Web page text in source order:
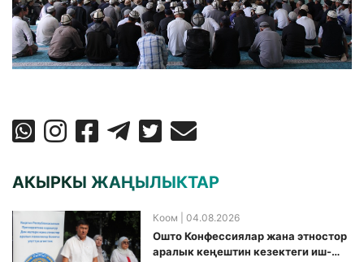
АКЫРКЫ ЖАҢЫЛЫКТАР
Коом | 04.08.2026
Ошто Конфессиялар жана этностор
аралык кеңештин кезектеги иш-